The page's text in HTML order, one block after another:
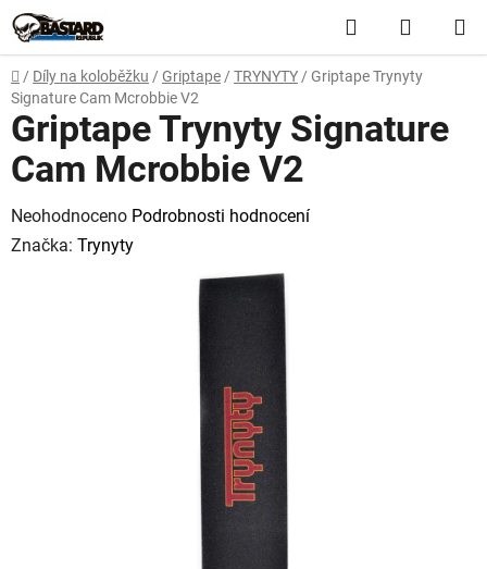
Přejít
na
obsah
Hledat
KOŠÍK
Domů
/ Díly na koloběžku / Griptape / TRYNYTY / Griptape Trynyty
Signature Cam Mcrobbie V2
Griptape Trynyty Signature
Cam Mcrobbie V2
Průměrné
hodnocení
Neohodnoceno Podrobnosti hodnocení
Značka: Trynyty